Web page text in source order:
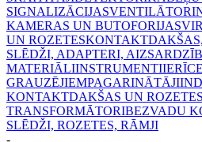
SIGNALIZĀCIJASVENTILĀTORI
KAMERAS UN BUTOFORIJAS
UN ROZETES
SLĒDŽI, ADAPTERI,
MATERIĀLIINSTRUMENTI
GRAUZĒJIEMPAGARINĀTĀJI
KONTAKTDAKŠAS UN ROZETES
TRANSFORMĀTORIBEZVADU
SLĒDŽI, ROZETES, RĀMJI
-